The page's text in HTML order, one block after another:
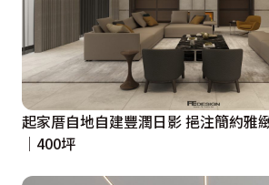
起家厝自地自建豐潤日影 挹注簡約雅
│400坪